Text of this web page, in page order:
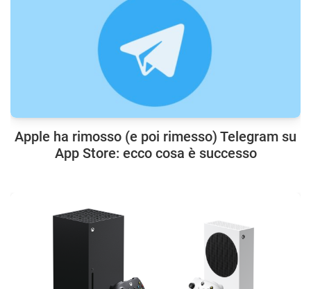
Apple ha rimosso (e poi rimesso) Telegram su
App Store: ecco cosa è successo